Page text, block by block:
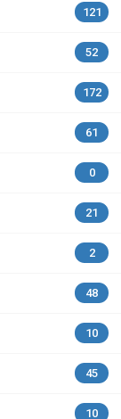
121
52
172
61
0
21
2
48
10
45
10